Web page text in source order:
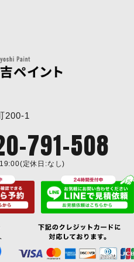
200-1
791-508
定休日:なし)